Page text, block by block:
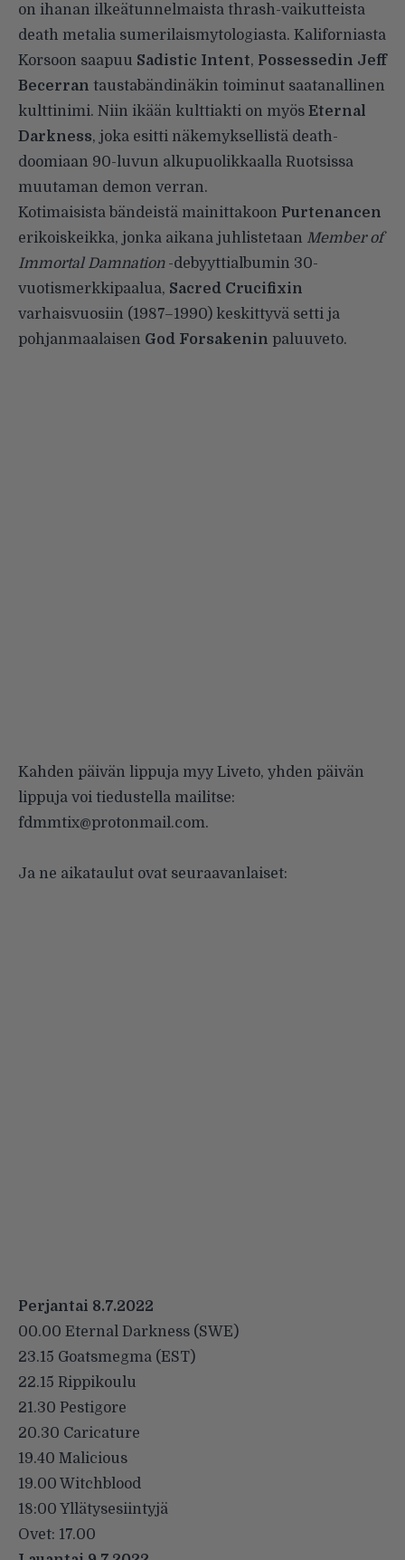
on ihanan ilkeätunnelmaista thrash-vaikutteista
death metalia sumerilaismytologiasta. Kaliforniasta
Korsoon saapuu Sadistic Intent, Possessedin Jeff
Becerran taustabändinäkin toiminut saatanallinen
kulttinimi. Niin ikään kulttiakti on myös Eternal
Darkness, joka esitti näkemyksellistä death-
doomiaan 90-luvun alkupuolikkaalla Ruotsissa
muutaman demon verran.
Kotimaisista bändeistä mainittakoon Purtenancen
erikoiskeikka, jonka aikana juhlistetaan Member of
Immortal Damnation-debyyttialbumin 30-
vuotismerkkipaalua, Sacred Crucifixin
varhaisvuosiin (1987–1990) keskittyvä setti ja
pohjanmaalaisen God Forsakenin paluuveto.
Kahden päivän lippuja myy Liveto, yhden päivän
lippuja voi tiedustella mailitse:
fdmmtix@protonmail.com.
Ja ne aikataulut ovat seuraavanlaiset:
Perjantai 8.7.2022
00.00 Eternal Darkness (SWE)
23.15 Goatsmegma (EST)
22.15 Rippikoulu
21.30 Pestigore
20.30 Caricature
19.40 Malicious
19.00 Witchblood
18:00 Yllätysesiintyjä
Ovet: 17.00